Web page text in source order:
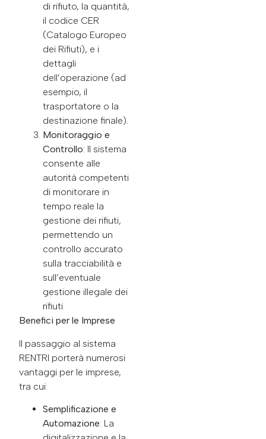
di rifiuto, la quantità,
il codice CER
(Catalogo Europeo
dei Rifiuti), e i
dettagli
dell’operazione (ad
esempio, il
trasportatore o la
destinazione finale).
Monitoraggio e
Controllo: Il sistema
consente alle
autorità competenti
di monitorare in
tempo reale la
gestione dei rifiuti,
permettendo un
controllo accurato
sulla tracciabilità e
sull’eventuale
gestione illegale dei
rifiuti.
Benefici per le Imprese
Il passaggio al sistema
RENTRI porterà numerosi
vantaggi per le imprese,
tra cui:
Semplificazione e
Automazione: La